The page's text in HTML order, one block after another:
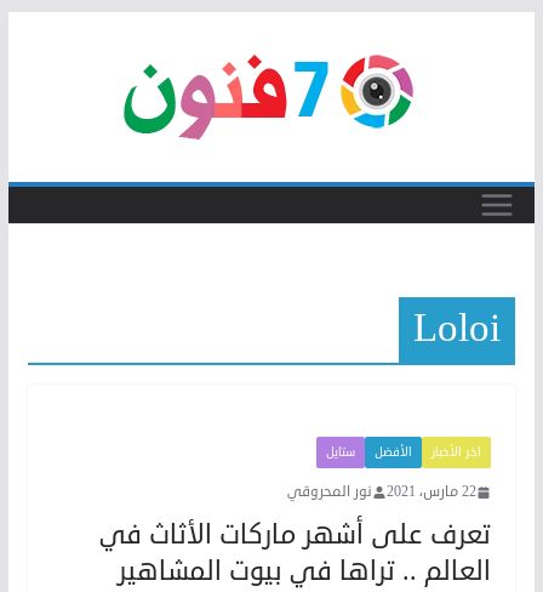
Loloi
اخر الأخبار الأفضل ستايل
22 مارس، 2021 نور المحروقي
تعرف على أشهر ماركات الأثاث في
العالم .. تراها في بيوت المشاهير